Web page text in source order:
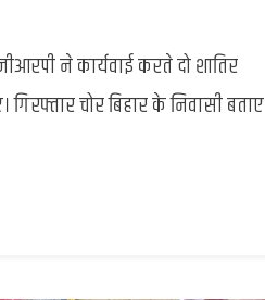
ने कार्यवाई करते दो शातिर
चोर बिहार के निवासी बताए